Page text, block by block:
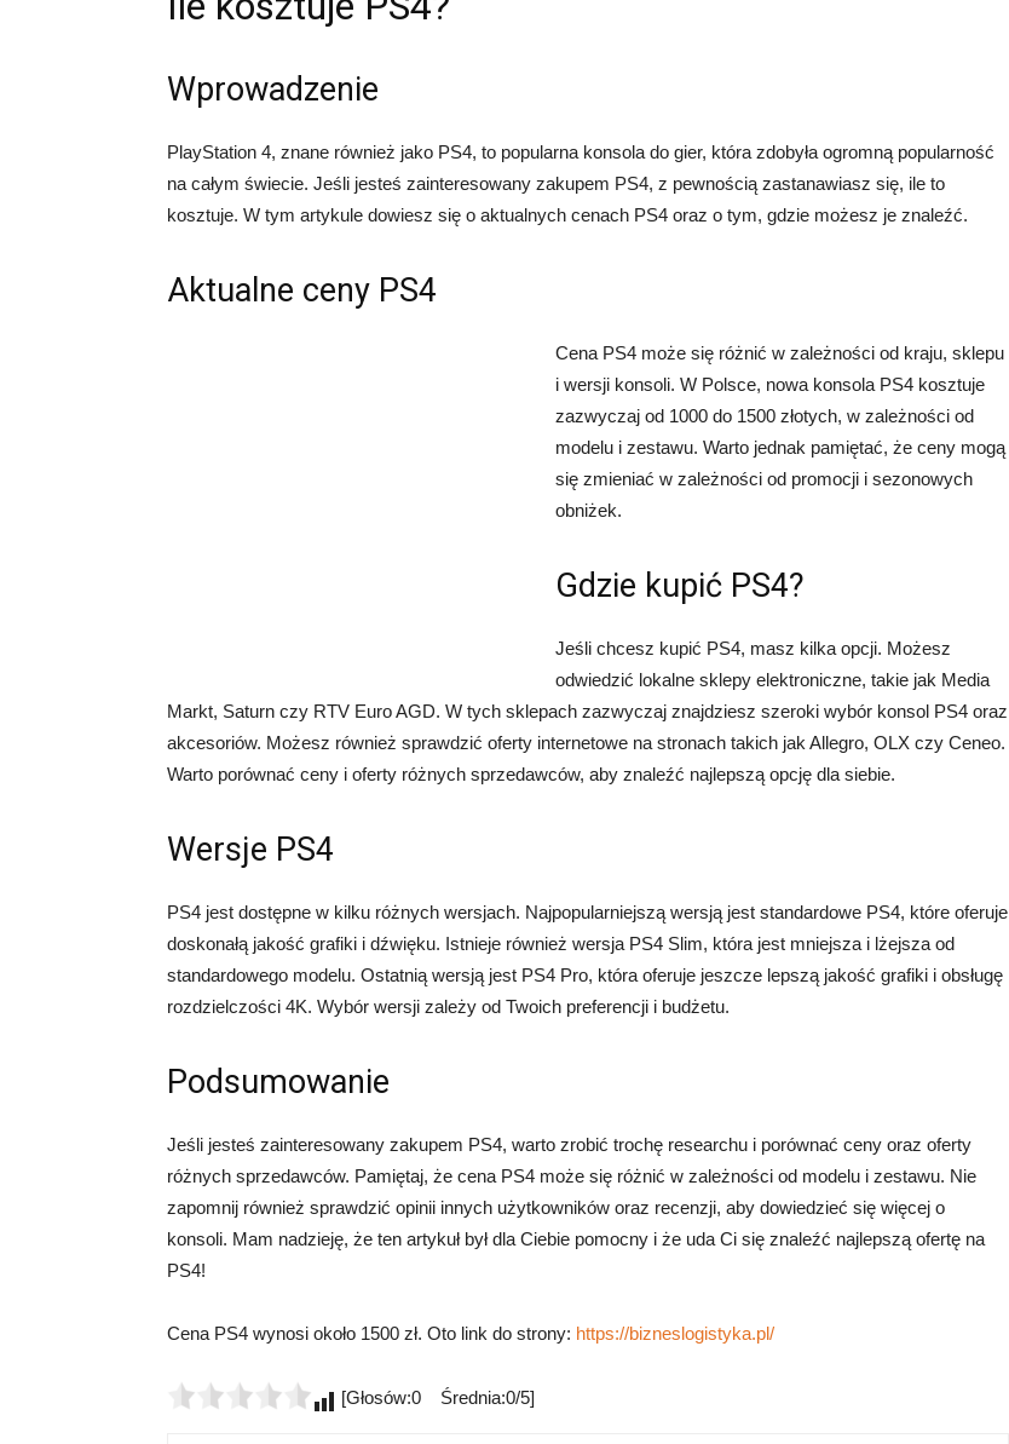
Wprowadzenie
PlayStation 4, znane również jako PS4, to popularna konsola do gier, która zdobyła ogromną popularność
na całym świecie. Jeśli jesteś zainteresowany zakupem PS4, z pewnością zastanawiasz się, ile to
kosztuje. W tym artykule dowiesz się o aktualnych cenach PS4 oraz o tym, gdzie możesz je znaleźć.
Aktualne ceny PS4
Cena PS4 może się różnić w zależności od kraju, sklepu
i wersji konsoli. W Polsce, nowa konsola PS4 kosztuje
zazwyczaj od 1000 do 1500 złotych, w zależności od
modelu i zestawu. Warto jednak pamiętać, że ceny mogą
się zmieniać w zależności od promocji i sezonowych
obniżek.
Gdzie kupić PS4?
Jeśli chcesz kupić PS4, masz kilka opcji. Możesz
odwiedzić lokalne sklepy elektroniczne, takie jak Media
Markt, Saturn czy RTV Euro AGD. W tych sklepach zazwyczaj znajdziesz szeroki wybór konsol PS4 oraz
akcesoriów. Możesz również sprawdzić oferty internetowe na stronach takich jak Allegro, OLX czy Ceneo.
Warto porównać ceny i oferty różnych sprzedawców, aby znaleźć najlepszą opcję dla siebie.
Wersje PS4
PS4 jest dostępne w kilku różnych wersjach. Najpopularniejszą wersją jest standardowe PS4, które oferuje
doskonałą jakość grafiki i dźwięku. Istnieje również wersja PS4 Slim, która jest mniejsza i lżejsza od
standardowego modelu. Ostatnią wersją jest PS4 Pro, która oferuje jeszcze lepszą jakość grafiki i obsługę
rozdzielczości 4K. Wybór wersji zależy od Twoich preferencji i budżetu.
Podsumowanie
Jeśli jesteś zainteresowany zakupem PS4, warto zrobić trochę researchu i porównać ceny oraz oferty
różnych sprzedawców. Pamiętaj, że cena PS4 może się różnić w zależności od modelu i zestawu. Nie
zapomnij również sprawdzić opinii innych użytkowników oraz recenzji, aby dowiedzieć się więcej o
konsoli. Mam nadzieję, że ten artykuł był dla Ciebie pomocny i że uda Ci się znaleźć najlepszą ofertę na
PS4!
Cena PS4 wynosi około 1500 zł. Oto link do strony: https://bizneslogistyka.pl/
[Głosów:0 Średnia:0/5]